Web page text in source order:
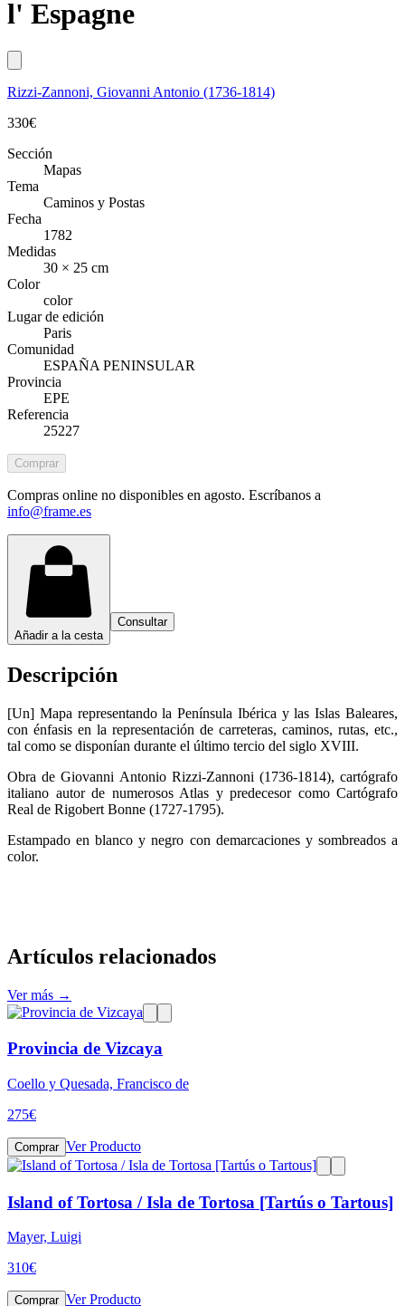
l' Espagne
Rizzi-Zannoni, Giovanni Antonio (1736-1814)
330€
Sección
Mapas
Tema
Caminos y Postas
Fecha
1782
Medidas
30 × 25 cm
Color
color
Lugar de edición
Paris
Comunidad
ESPAÑA PENINSULAR
Provincia
EPE
Referencia
25227
Comprar
Compras online no disponibles en agosto. Escríbanos a
info@frame.es
Añadir a la cesta
Consultar
Descripción
[Un] Mapa representando la Península Ibérica y las Islas Baleares,
con énfasis en la representación de carreteras, caminos, rutas, etc.,
tal como se disponían durante el último tercio del siglo XVIII.
Obra de Giovanni Antonio Rizzi-Zannoni (1736-1814), cartógrafo
italiano autor de numerosos Atlas y predecesor como Cartógrafo
Real de Rigobert Bonne (1727-1795).
Estampado en blanco y negro con demarcaciones y sombreados a
color.
Artículos relacionados
Ver más →
Provincia de Vizcaya
Coello y Quesada, Francisco de
275€
Comprar Ver Producto
Island of Tortosa / Isla de Tortosa [Tartús o Tartous]
Mayer, Luigi
310€
Comprar Ver Producto